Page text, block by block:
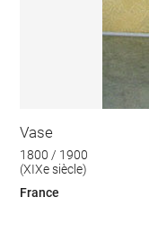
Vase
1800 / 1900
(XIXe siècle)
France